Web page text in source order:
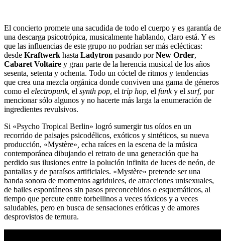
El concierto promete una sacudida de todo el cuerpo y es garantía de
una descarga psicotrópica, musicalmente hablando, claro está. Y es
que las influencias de este grupo no podrían ser más eclécticas:
desde Kraftwerk hasta Ladytron pasando porNew Order,
Cabaret Voltaire y gran parte de la herencia musical de los años
sesenta, setenta y ochenta. Todo un cóctel de ritmos y tendencias
que crea una mezcla orgánica donde conviven una gama de géneros
como el electropunk, el synth pop, el trip hop, el funky el surf, por
mencionar sólo algunos y no hacerte más larga la enumeración de
ingredientes revulsivos.
Si «Psycho Tropical Berlin» logró sumergir tus oídos en un
recorrido de paisajes psicodélicos, exóticos y sintéticos, su nueva
producción, «Mystère» echa raíces en la escena de la música
contemporánea dibujando el retrato de una generación que ha
perdido sus ilusiones entre la polución infinita de luces de neón, de
pantallas y de paraísos artificiales. «Mystère» pretende ser una
banda sonora de momentos agridulces, de atracciones unisexuales,
de bailes espontáneos sin pasos preconcebidos o esquemáticos, al
tiempo que percute entre torbellinos a veces tóxicos y a veces
saludables, pero en busca de sensaciones eróticas y de amores
desprovistos de ternura.